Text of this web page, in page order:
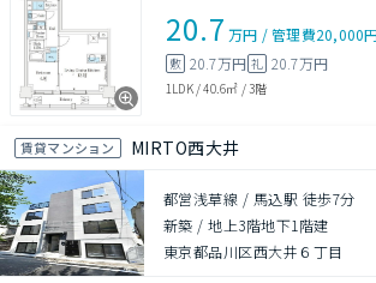
20.7 万円 /管理費20,000
敷 20.7万円 礼 20.7万円
1LDK/40.6㎡ /3階
賃貸マンション MIRTO西大井
都営浅草線 / 馬込駅 徒歩7分
新築 /地上3階地下1階建
東京都品川区西大井６丁目